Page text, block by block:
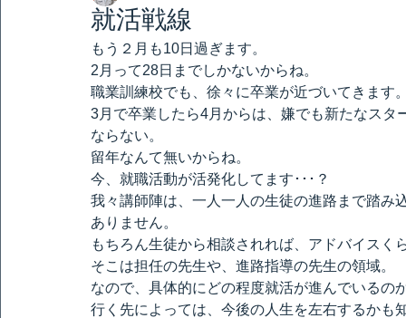
就活戦線
もう２月も10日過ぎます。
2月って28日までしかないからね。
職業訓練校でも、徐々に卒業が近づいてきます
3月で卒業したら4月からは、嫌でも新たなスタ
ならない。
留年なんて無いからね。
今、就職活動が活発化してます･･･？
我々講師陣は、一人一人の生徒の進路まで踏み
ありません。
もちろん生徒から相談されれば、アドバイスく
そこは担任の先生や、進路指導の先生の領域。
なので、具体的にどの程度就活が進んでいるの
行く先によっては、今後の人生を左右するかも